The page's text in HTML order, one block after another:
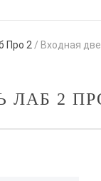
Про 2 / Входная
ЛАБ 2